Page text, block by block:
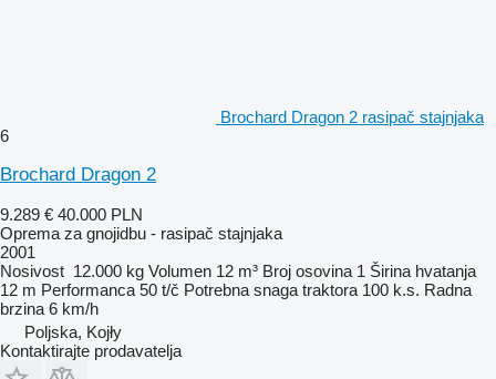
Brochard Dragon 2 rasipač stajnjaka
6
Brochard Dragon 2
9.289 € 40.000 PLN
Oprema za gnojidbu - rasipač stajnjaka
2001
Nosivost 12.000 kg Volumen 12 m³ Broj osovina 1 Širina hvatanja
12 m Performanca 50 t/č Potrebna snaga traktora 100 k.s. Radna
brzina 6 km/h
Poljska, Kojły
Kontaktirajte prodavatelja